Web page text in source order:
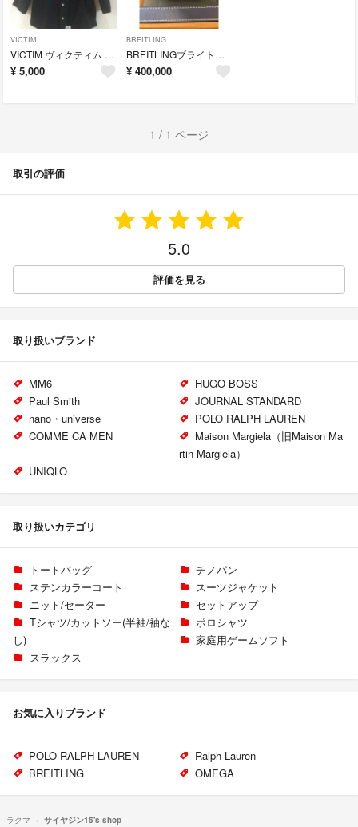
VICTIM
VICTIM ヴィクティム 七分袖シャツ 黒色
¥ 5,000
BREITLING
BREITLINGブライトリング クロノマット30周年記念レアモデル
¥ 400,000
1 / 1 ページ
取引の評価
5.0
評価を見る
取り扱いブランド
MM6
HUGO BOSS
Paul Smith
JOURNAL STANDARD
nano・universe
POLO RALPH LAUREN
COMME CA MEN
Maison Margiela（旧Maison Ma
rtin Margiela）
UNIQLO
取り扱いカテゴリ
トートバッグ
チノパン
ステンカラーコート
スーツジャケット
ニット/セーター
セットアップ
Tシャツ/カットソー(半袖/袖な
し)
ポロシャツ
家庭用ゲームソフト
スラックス
お気に入りブランド
POLO RALPH LAUREN
Ralph Lauren
BREITLING
OMEGA
ラクマ サイヤジン15's shop